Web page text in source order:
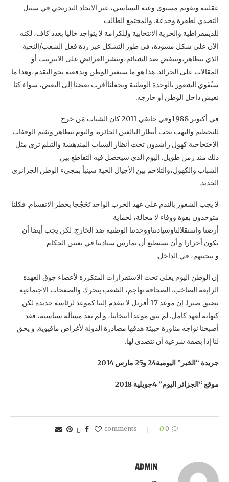
عقليته وتقويم مستوى وعيه السياسي، عبر الاتحاد التدريجي في سبيل
التصدي لطفرة وخدعة. والمجتمع الطالب
للديمقراطية والحرية الانتخابية وللكرامة لا يتواجد حاليا بعدد كاف، لكنه
الآن على شكل مسودة، في طور التشكل عبر ردة فعل الشعب/النخبة
الذي يتظاهر،وينتفض ضد الشتائم،وينشر العرائض على الانترنيت أو
المقالات على الجرائد. هذا هو ما سيغير الوطن ويدفعبه نحو التقدم،وهذا ما
سيُقَوي الشعور بالوحدة الوطنية ويجعلناأقرب بعضنا إلى البعض، سواء كنا
نعيش داخل الوطن أو خارجه.
في أكتوبر 1988وفي جانفي 2011 كان الشباب مَن خرج
للتحطيم والنهب تحت أنظار البالغين الحائرة. واليوم يتظاهر ويقيم الوقفات
الاحتجاجية كهول راشدون تحت أنظار الشباب المندهشة والتيلم ترى مثل
ذلك منذ زمن طويل. اليوم الذي سيحصل فيه التقاطع بين
الشباب والكهول،والتلاحم بين الأجيال الحية سينبأ بمجيء الوطن الجزائري
الجديد.
لا يجب الشعور بالندم على عهد الحزب الواحد تَحَجُجا بخطر الانقسام. فكلنا
متوحدون بقوة ووفاء لا محالة، لحماية
أرضنا واستقلالناوسيادتناووحدتنا الوطنية ضد الخارج. لكن يجب أيضا أن
نكون أحرارا و أن نستطيع أن نمارس سيادتنا في تعيين الحكام
و تنحيتهم، في الداخل.
إن الوطن اليوم يغلي تحت الاستفزازات المتكررة لأعضاء جوق العهدة
الرابعة الصاخب. الصحافة تهاجم، الشعب يتحرك والصفحات الاجتماعية
تضيق صبرا. إن موعد 17 أفريل لا يتقدم إلينا كموعد لرئاسة جديدة لكن
كنهاية لعهد كامل. لم يبق موعدا انتخابيا، و لم يعد مسألة سياسية، فقد
أصبحنا نواجه مناورة خبيثة هدفها مصادرة الدولة لأغراض مافيوية, و يحق
لنا إذا بصفة شرعية أن نتصدى لها.
جريدة “الخبر” اليومية24و25 مارس 2014
موقع“الجزائر اليوم” 4جويلية 2018
0 comments
0
ADMIN